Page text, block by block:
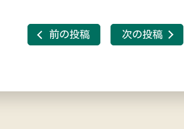
前の投稿 次の投稿